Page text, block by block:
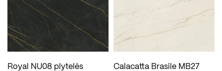
Royal NU08 plytelės
Calacatta Brasile MB27